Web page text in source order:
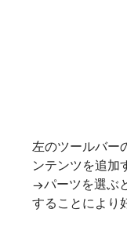
左のツールバー
ンテンツを追加
→パーツを選ぶ
することにより